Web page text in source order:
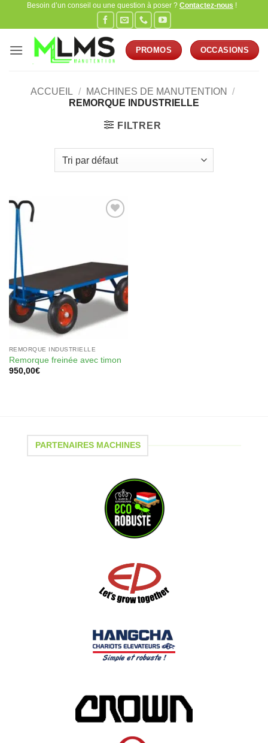
PasserBesoin d’un conseil ou une question à poser ? Contactez-nous !
PROMOS OCCASIONS
ACCUEIL / MACHINES DE MANUTENTION
/
REMORQUE INDUSTRIELLE
FILTRER
REMORQUE INDUSTRIELLE
Remorque freinée avec timon
950,00€
PARTENAIRES MACHINES